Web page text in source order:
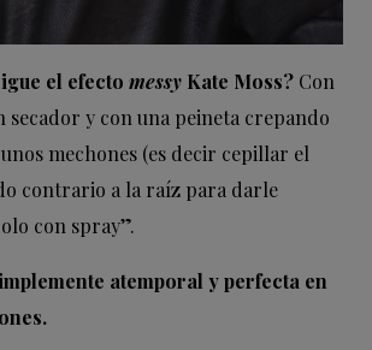
el efecto messy Kate Moss? Con
secador y con una peineta crepando
mechones (es decir cepillar el
contrario a la raíz para darle
con spray”.
atemporal y perfecta en